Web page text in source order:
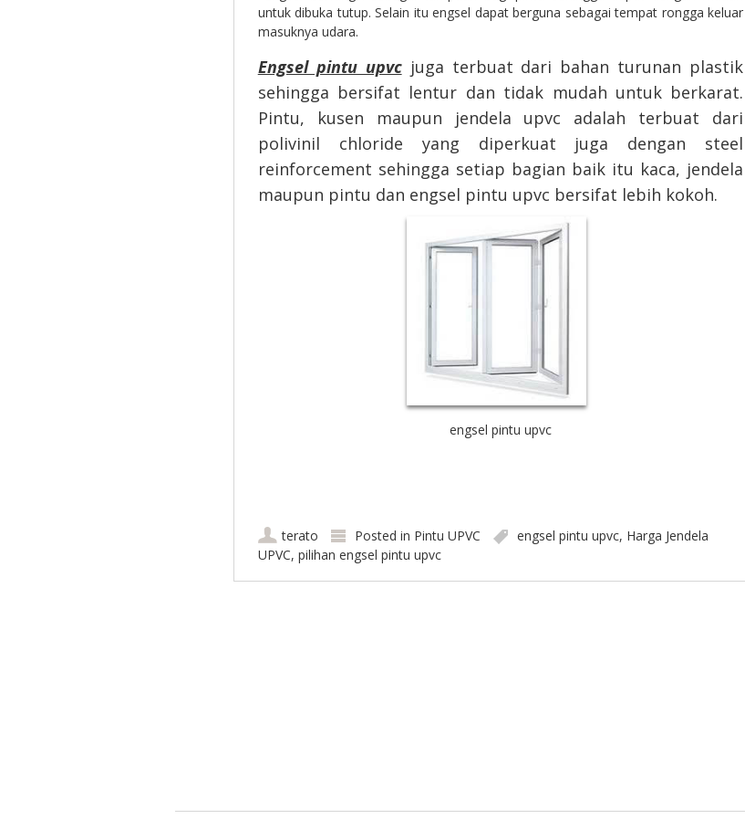
untuk dibuka tutup. Selain itu engsel dapat berguna sebagai tempat rongga keluar
masuknya udara.
Engsel pintu upvcjuga terbuat dari bahan turunan plastik
sehingga bersifat lentur dan tidak mudah untuk berkarat.
Pintu, kusen maupun jendela upvc adalah terbuat dari
polivinil chloride yang diperkuat juga dengan steel
reinforcement sehingga setiap bagian baik itu kaca, jendela
maupun pintu dan engsel pintu upvc bersifat lebih kokoh.
engsel pintu upvc
terato Posted in Pintu UPVC engsel pintu upvc, Harga Jendela
UPVC, pilihan engsel pintu upvc